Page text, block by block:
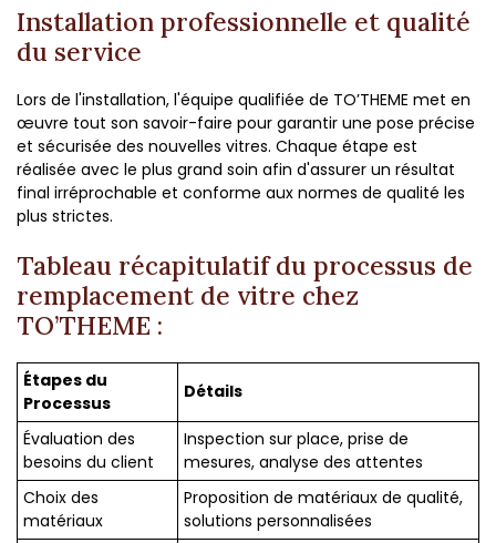
Installation professionnelle et qualité
du service
Lors de l'installation, l'équipe qualifiée de TO’THEME met en
œuvre tout son savoir-faire pour garantir une pose précise
et sécurisée des nouvelles vitres. Chaque étape est
réalisée avec le plus grand soin afin d'assurer un résultat
final irréprochable et conforme aux normes de qualité les
plus strictes.
Tableau récapitulatif du processus de
remplacement de vitre chez
TO’THEME :
Étapes du
Processus
Détails
Évaluation des
besoins du client
Inspection sur place, prise de
mesures, analyse des attentes
Choix des
matériaux
Proposition de matériaux de qualité,
solutions personnalisées